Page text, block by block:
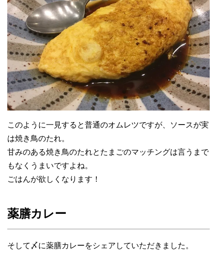
このように一見すると普通のオムレツですが、ソースが実
は焼き鳥のたれ。
甘みのある焼き鳥のたれとたまごのマッチングは言うまで
もなくうまいですよね。
ごはんが欲しくなります！
薬膳カレー
そして〆に薬膳カレーをシェアしていただきました。